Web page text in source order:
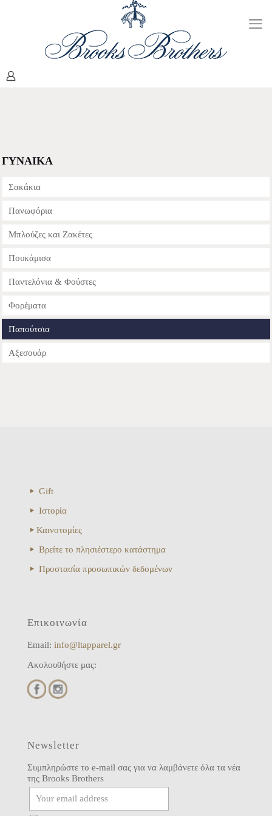
ΓΥΝΑΙΚΑ
Σακάκια
Πανωφόρια
Μπλούζες και Ζακέτες
Πουκάμισα
Παντελόνια & Φούστες
Φορέματα
Παπούτσια
Αξεσουάρ
Gift
Ιστορία
Καινοτομίες
Βρείτε το πλησιέστερο κατάστημα
Προστασία προσωπικών δεδομένων
Επικοινωνία
Email: info@ltapparel.gr
Ακολουθήστε μας:
Newsletter
Συμπληρώστε το e-mail σας για να λαμβάνετε όλα τα νέα
της Brooks Brothers